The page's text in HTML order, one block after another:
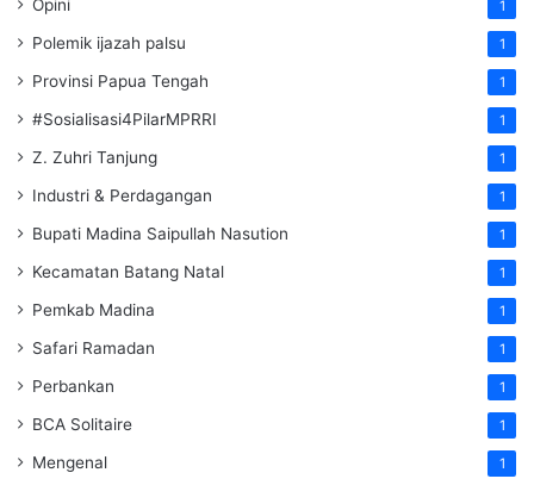
Opini 1
Polemik ijazah palsu 1
Provinsi Papua Tengah 1
#Sosialisasi4PilarMPRRI 1
Z. Zuhri Tanjung 1
Industri & Perdagangan 1
Bupati Madina Saipullah Nasution 1
Kecamatan Batang Natal 1
Pemkab Madina 1
Safari Ramadan 1
Perbankan 1
BCA Solitaire 1
Mengenal 1